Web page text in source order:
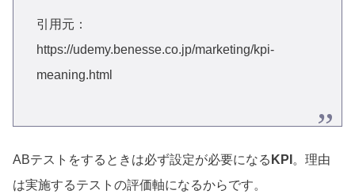
引用元：
https://udemy.benesse.co.jp/marketing/kpi-
meaning.html
ABテストをするときは必ず設定が必要になる KPI 。理由
は実施するテストの評価軸になるからです。